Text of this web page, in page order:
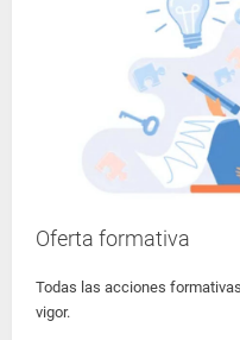
Oferta formativa
Todas las acciones
vigor.